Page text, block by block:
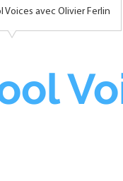
Voices avec Olivier Ferlin